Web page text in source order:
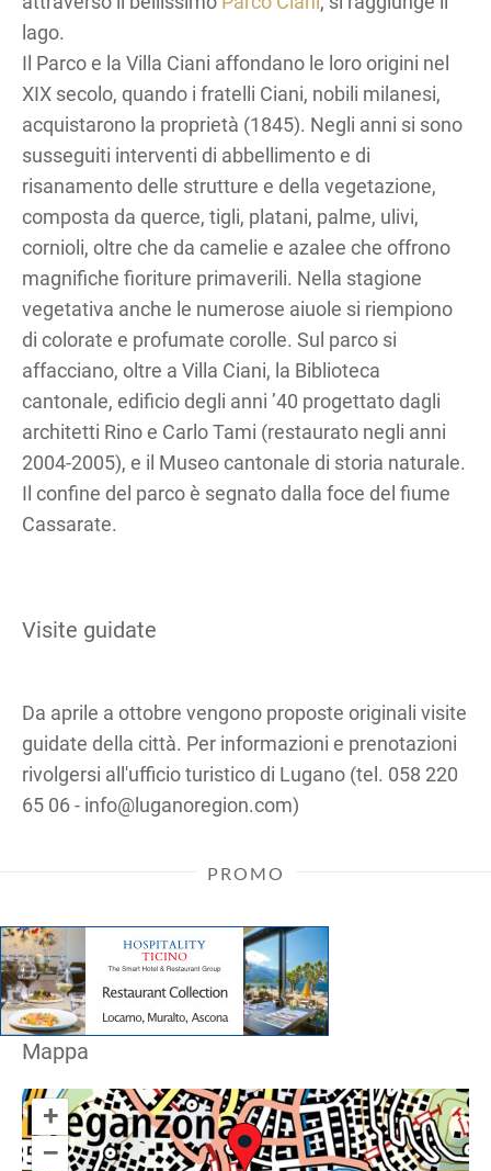
lago.
Il Parco e la Villa Ciani affondano le loro origini nel
XIX secolo, quando i fratelli Ciani, nobili milanesi,
acquistarono la proprietà (1845). Negli anni si sono
susseguiti interventi di abbellimento e di
risanamento delle strutture e della vegetazione,
composta da querce, tigli, platani, palme, ulivi,
cornioli, oltre che da camelie e azalee che offrono
magnifiche fioriture primaverili. Nella stagione
vegetativa anche le numerose aiuole si riempiono
di colorate e profumate corolle. Sul parco si
affacciano, oltre a Villa Ciani, la Biblioteca
cantonale, edificio degli anni ’40 progettato dagli
architetti Rino e Carlo Tami (restaurato negli anni
2004-2005), e il Museo cantonale di storia naturale.
Il confine del parco è segnato dalla foce del fiume
Cassarate.
Visite guidate
Da aprile a ottobre vengono proposte originali visite
guidate della città. Per informazioni e prenotazioni
rivolgersi all'ufficio turistico di Lugano (tel. 058 220
65 06 - info@luganoregion.com)
PROMO
Mappa
+
–